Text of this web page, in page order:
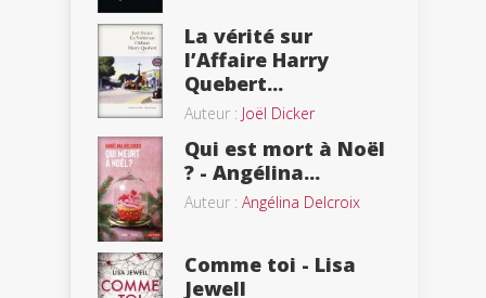
La vérité sur
l’Affaire Harry
Quebert...
Auteur : Joël Dicker
Qui est mort à Noël
? - Angélina...
Auteur : Angélina Delcroix
Comme toi - Lisa
Jewell